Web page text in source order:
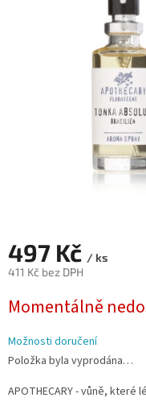
497 Kč / ks
411 Kč bez DPH
cena:
Momentálně
Možnosti doručení
Položka byla vyprodána…
APOTHECARY - vůně, které